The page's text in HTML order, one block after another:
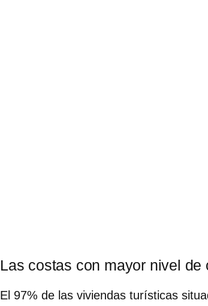
Las costas con mayor nivel
El 97% de las viviendas turísticas